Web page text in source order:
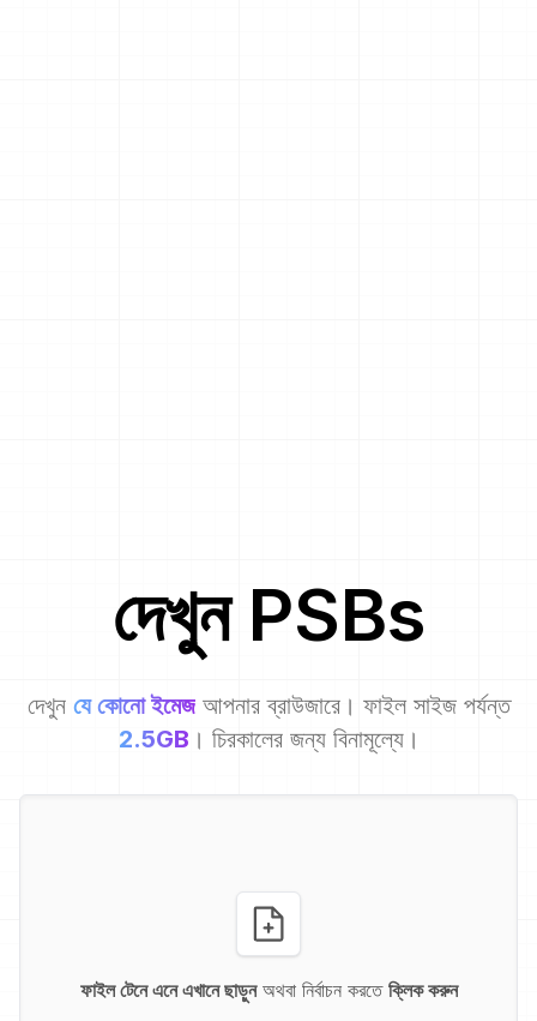
দেখুন PSBs
দেখুন যে কোনো ইমেজ আপনার ব্রাউজারে। ফাইল সাইজ পর্যন্ত
2.5GB । চিরকালের জন্য বিনামূল্যে।
ফাইল টেনে এনে এখানে ছাড়ুনঅথবা নির্বাচন করতে ক্লিক করুন